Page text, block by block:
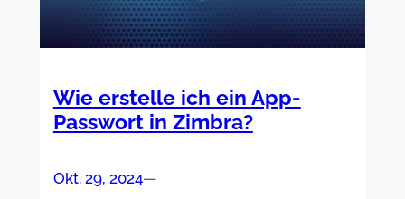
Wie erstelle ich ein App-
Passwort in Zimbra?
Okt. 29, 2024—